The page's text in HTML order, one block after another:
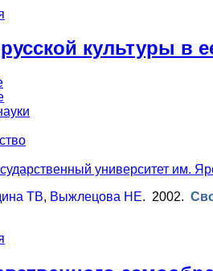
культуры в
университет им.
ТВ, Выжлецова НЕ. 2002.